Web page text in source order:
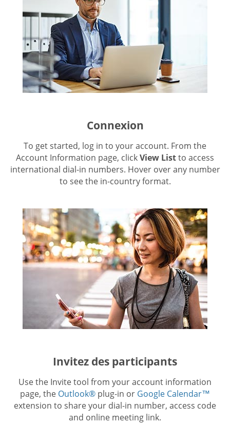
Connexion
To get started, log in to your account. From the
Account Information page, clickView Listto access
international dial-in numbers. Hover over any number
to see the in-country format.
Invitez des participants
Use the Invite tool from your account information
page, the Outlook® plug-in or Google Calendar™
extension to share your dial-in number, access code
and online meeting link.